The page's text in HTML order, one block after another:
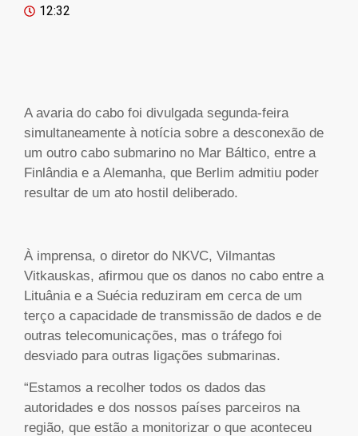
12:32
Aavaria do cabo foi divulgada segunda-feira
simultaneamente à notícia sobre a desconexão de
um outro cabo submarino no Mar Báltico, entre a
Finlândia e a Alemanha, que Berlim admitiu poder
resultar de um ato hostil deliberado.
À imprensa, o diretor do NKVC, Vilmantas
Vitkauskas, afirmou que os danos no cabo entre a
Lituânia e a Suécia reduziram em cerca de um
terço a capacidade de transmissão de dados e de
outras telecomunicações, mas o tráfego foi
desviado para outras ligações submarinas.
“Estamos a recolher todos os dados das
autoridades e dos nossos países parceiros na
região, que estão a monitorizar o que aconteceu